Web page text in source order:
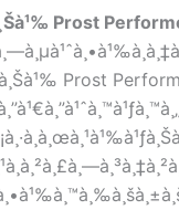
Prost Performex
Prost